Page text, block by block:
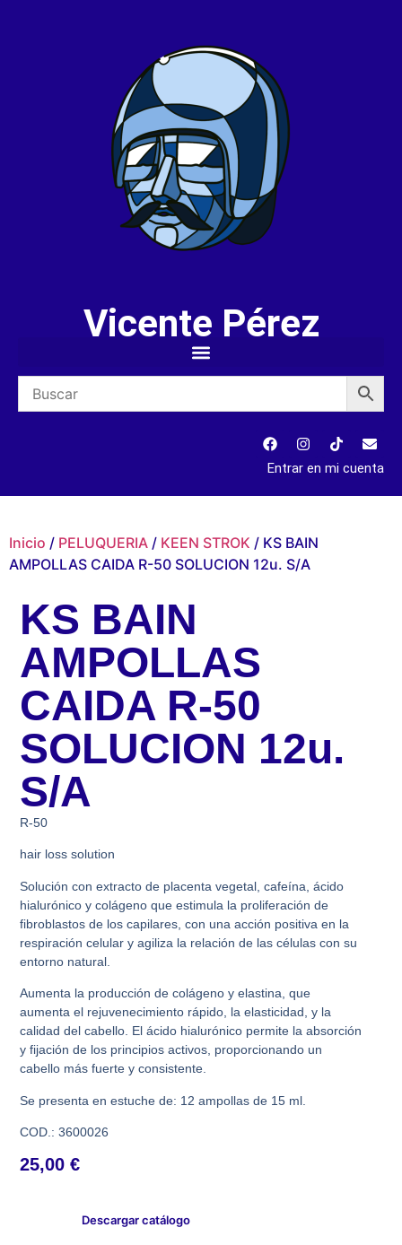
Vicente Pérez
Entrar en mi cuenta
Inicio / PELUQUERIA / KEEN STROK / KS BAIN
AMPOLLAS CAIDA R-50 SOLUCION 12u. S/A
KS BAIN
AMPOLLAS
CAIDA R-50
SOLUCION 12u.
S/A
R-50
hair loss solution
Solución con extracto de placenta vegetal, cafeína, ácido
hialurónico y colágeno que estimula la proliferación de
fibroblastos de los capilares, con una acción positiva en la
respiración celular y agiliza la relación de las células con su
entorno natural.
Aumenta la producción de colágeno y elastina, que
aumenta el rejuvenecimiento rápido, la elasticidad, y la
calidad del cabello. El ácido hialurónico permite la absorción
y fijación de los principios activos, proporcionando un
cabello más fuerte y consistente.
Se presenta en estuche de: 12 ampollas de 15 ml.
COD.: 3600026
25,00€
Descargar catálogo